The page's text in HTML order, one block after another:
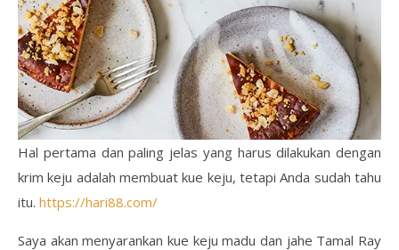
Hal pertama dan paling jelas yang harus dilakukan dengan
krim keju adalah membuat kue keju, tetapi Anda sudah tahu
itu. https://hari88.com/
Saya akan menyarankan kue keju madu dan jahe Tamal Ray